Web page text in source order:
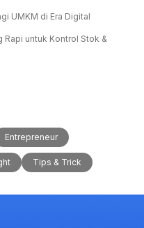
UMKM di Era Digital
Rapi untuk Kontrol Stok &
Entrepreneur
Tips & Trick